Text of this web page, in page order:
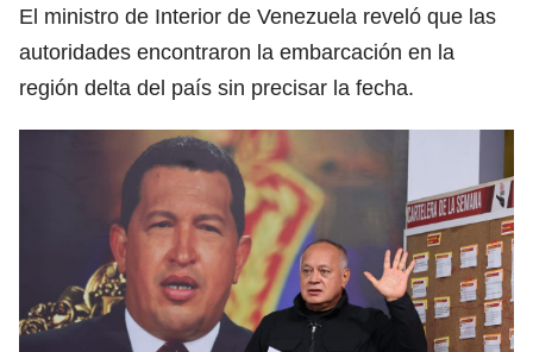
El ministro de Interior de Venezuela reveló que las
autoridades encontraron la embarcación en la
región delta del país sin precisar la fecha.